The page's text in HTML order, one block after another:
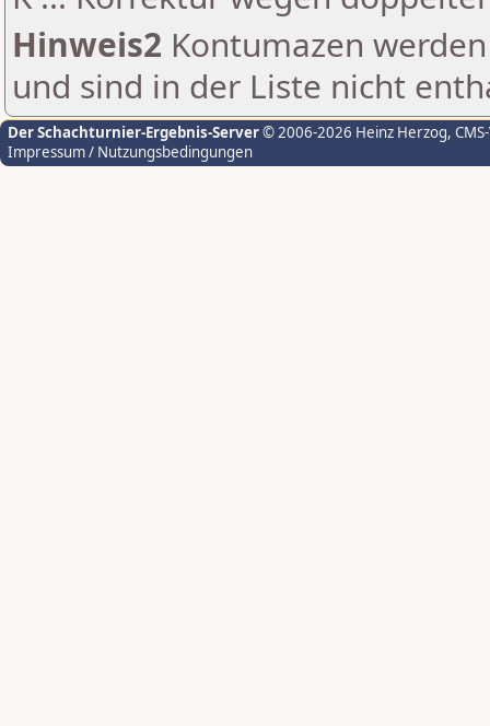
Hinweis2 Kontumazen
und sind in der Liste nicht
Der Schachturnier-Ergebnis-Server© 2006-2026 Heinz Herzog,
Impressum / Nutzungsbedingungen